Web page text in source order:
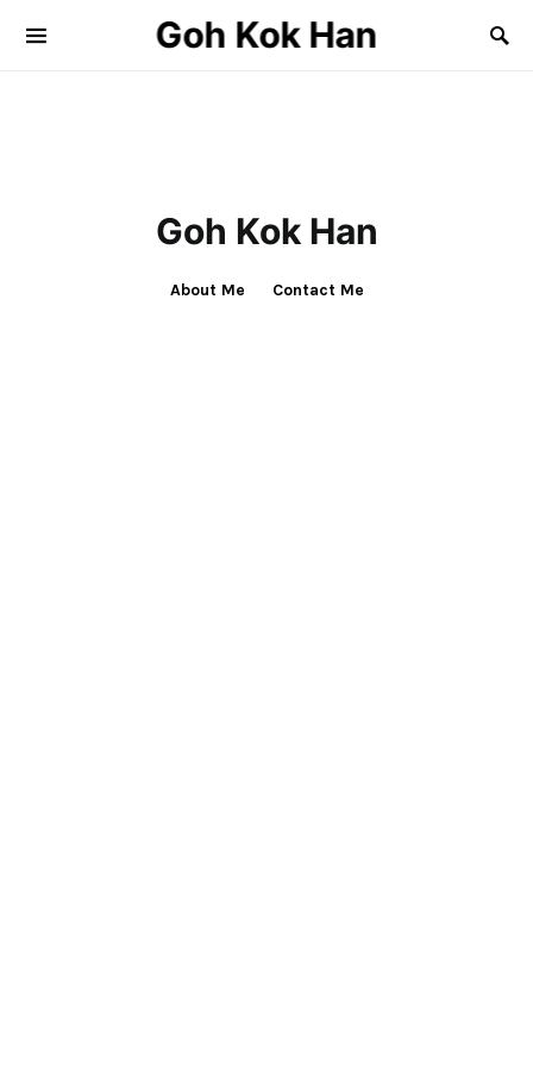
Goh Kok Han
Search for:
Goh Kok Han
About Me Contact Me